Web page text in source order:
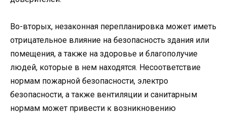
Во-вторых, незаконная перепланировка может иметь
отрицательное влияние на безопасность здания или
помещения, а также на здоровье и благополучие
людей, которые в нем находятся. Несоответствие
нормам пожарной безопасности, электро
безопасности, а также вентиляции и санитарным
нормам может привести к возникновению